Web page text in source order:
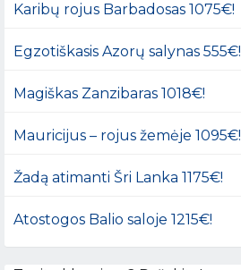
Karibų rojus Barbadosas 1075€!
Egzotiškasis Azorų salynas 555€!
Magiškas Zanzibaras 1018€!
Mauricijus – rojus žemėje 1095€!
Žadą atimanti Šri Lanka 1175€!
Atostogos Balio saloje 1215€!